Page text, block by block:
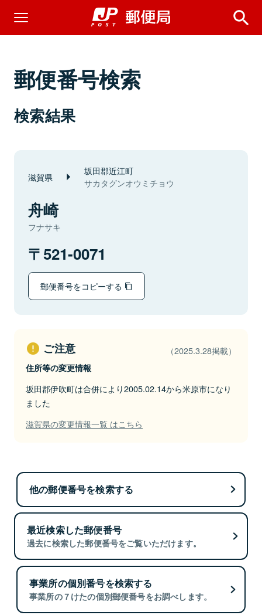
郵便番号検索
検索結果
滋賀県 坂田郡近江町
サカタグンオウミチョウ
舟崎
フナサキ
521-0071
郵便番号をコピーする
ご注意 （2025.3.28掲載）
住所等の変更情報
坂田郡伊吹町は合併により2005.02.14から米原市になり
ました
滋賀県の変更情報一覧 はこちら
他の郵便番号を検索する
最近検索した郵便番号
過去に検索した郵便番号をご覧いただけます。
事業所の個別番号を検索する
事業所の７けたの個別郵便番号をお調べします。